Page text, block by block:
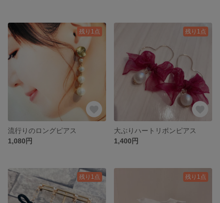
残り1点
流行りのロングピアス
1,080円
残り1点
大ぶりハートリボンピアス
1,400円
残り1点 残り1点